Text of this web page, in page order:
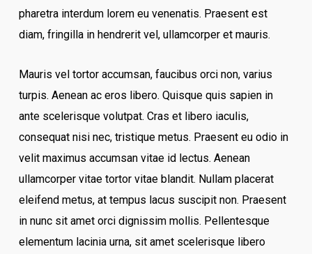
pharetra interdum lorem eu venenatis. Praesent est
diam, fringilla in hendrerit vel, ullamcorper et mauris.
Mauris vel tortor accumsan, faucibus orci non, varius
turpis. Aenean ac eros libero. Quisque quis sapien in
ante scelerisque volutpat. Cras et libero iaculis,
consequat nisi nec, tristique metus. Praesent eu odio in
velit maximus accumsan vitae id lectus. Aenean
ullamcorper vitae tortor vitae blandit. Nullam placerat
eleifend metus, at tempus lacus suscipit non. Praesent
in nunc sit amet orci dignissim mollis. Pellentesque
elementum lacinia urna, sit amet scelerisque libero